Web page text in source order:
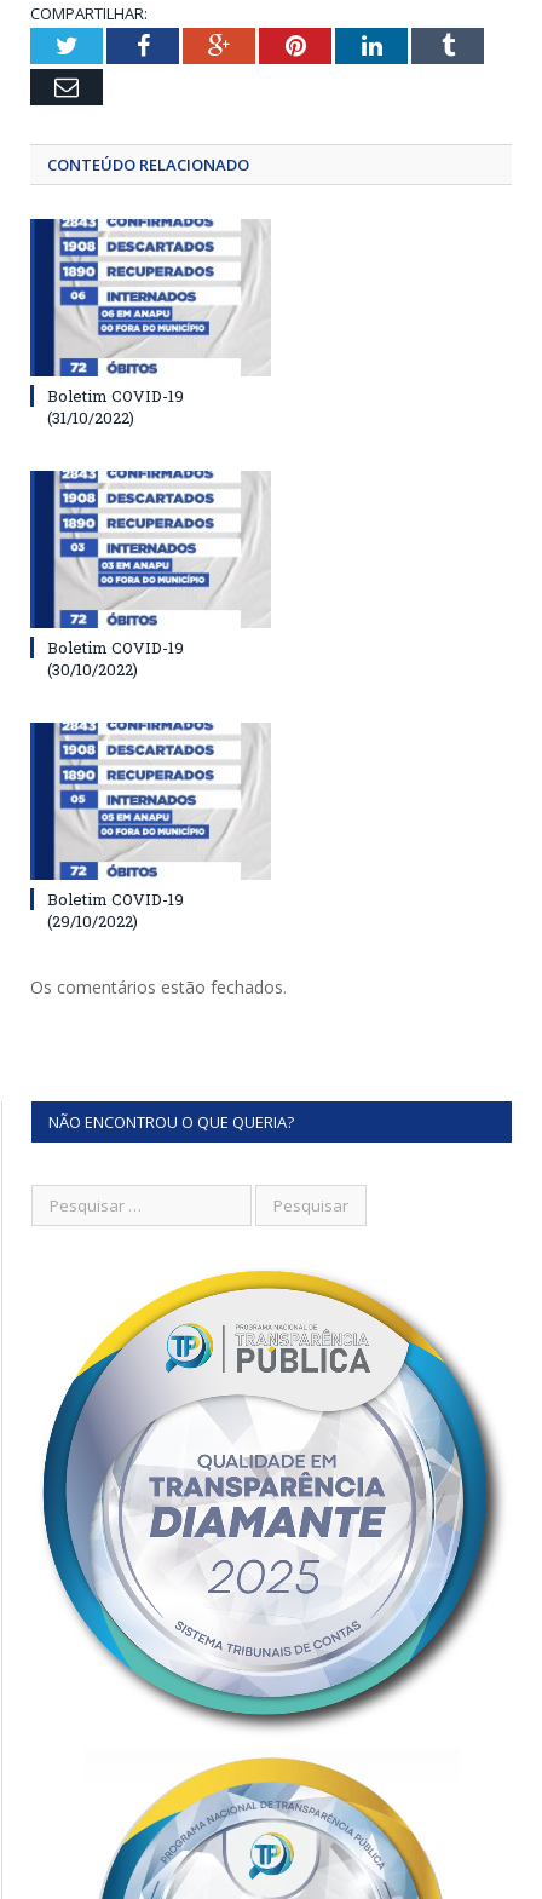
COMPARTILHAR:
TwitterFacebookGoogle+PinterestLinkedInTumblr
Email
CONTEÚDO RELACIONADO
Boletim COVID-19
(31/10/2022)
Boletim COVID-19
(30/10/2022)
Boletim COVID-19
(29/10/2022)
Os comentários estão fechados.
NÃO ENCONTROU O QUE QUERIA?